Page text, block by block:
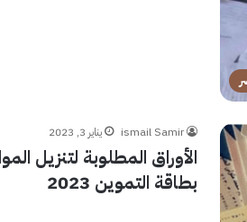
ismail Samir يناير 3, 2023
الأوراق المطلوبة لتنزيل
بطاقة التموين 2023